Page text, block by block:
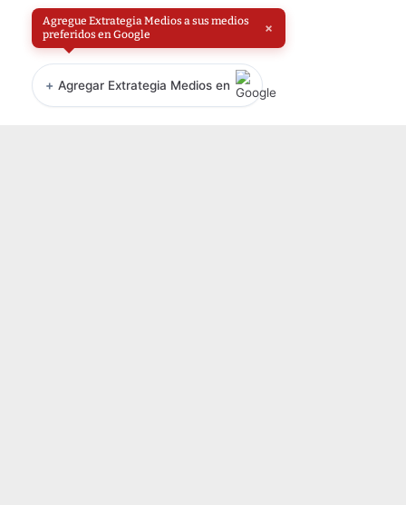
Agregue Extrategia Medios a sus medios
preferidos en Google
×
+ Agregar Extrategia Medios en